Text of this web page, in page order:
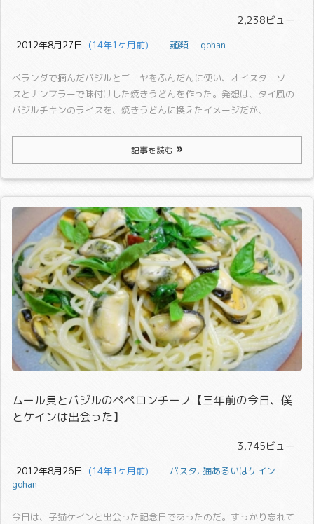
2,238ビュー
2012年8月27日
  (14年1ヶ月前)
麺類 gohan
ベランダで摘んだバジルとゴーヤをふんだんに使い、オイスターソー
スとナンプラーで味付けした焼きうどんを作った。 発想は、タイ風の
バジルチキンのライスを、焼きうどんに換えたイメージだが、 ...
記事を読む
ムール貝とバジルのペペロンチーノ【三年前の今日、僕
とケインは出会った】
3,745ビュー
2012年8月26日
  (14年1ヶ月前)
パスタ, 猫あるいはケイン
gohan
今日は、子猫ケインと出会った記念日であったのだ。すっかり忘れて